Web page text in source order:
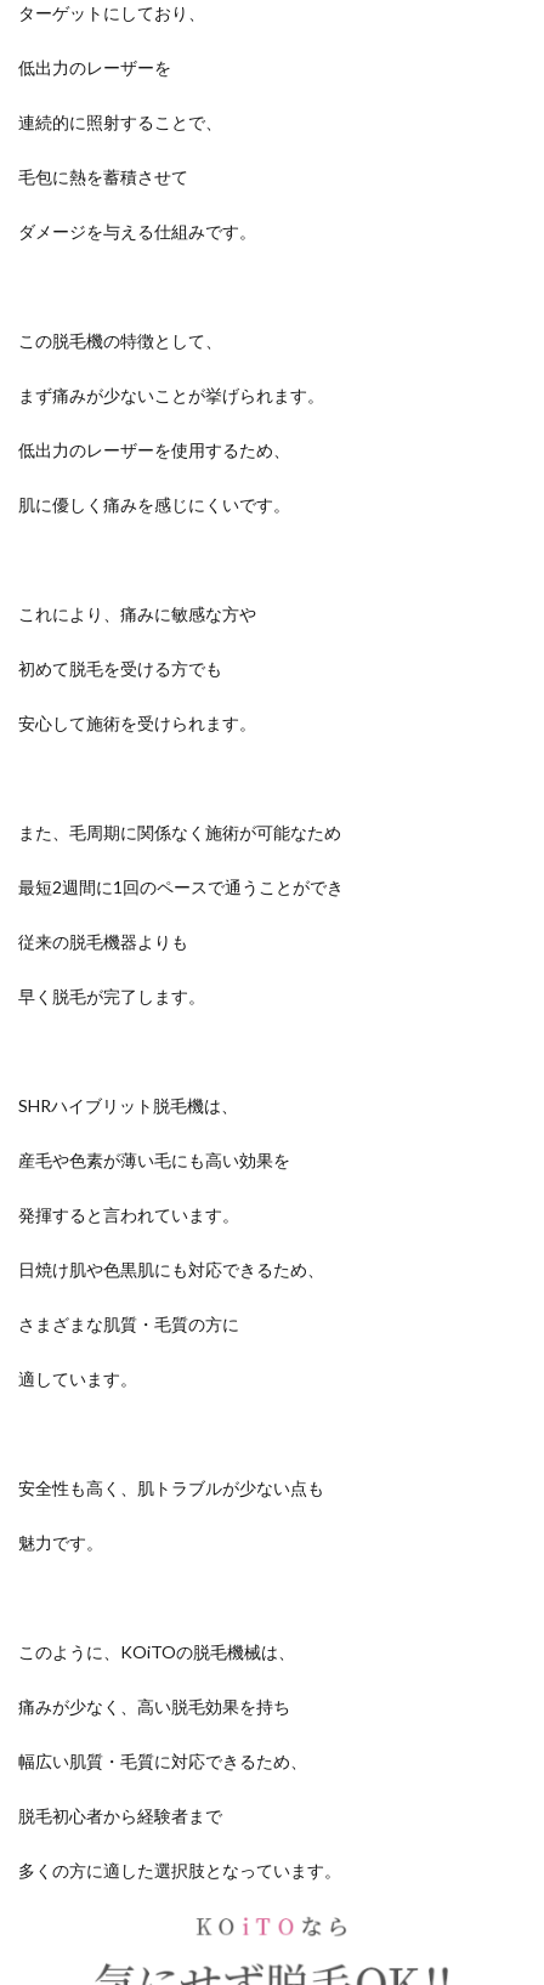
ターゲットにしており、
低出力のレーザーを
連続的に照射することで、
毛包に熱を蓄積させて
ダメージを与える仕組みです。
この脱毛機の特徴として、
まず痛みが少ないことが挙げられます。
低出力のレーザーを使用するため、
肌に優しく痛みを感じにくいです。
これにより、痛みに敏感な方や
初めて脱毛を受ける方でも
安心して施術を受けられます。
また、毛周期に関係なく施術が可能なため
最短2週間に1回のペースで通うことができ
従来の脱毛機器よりも
早く脱毛が完了します。
SHRハイブリット脱毛機は、
産毛や色素が薄い毛にも高い効果を
発揮すると言われています。
日焼け肌や色黒肌にも対応できるため、
さまざまな肌質・毛質の方に
適しています。
安全性も高く、肌トラブルが少ない点も
魅力です。
このように、KOiTOの脱毛機械は、
痛みが少なく、高い脱毛効果を持ち
幅広い肌質・毛質に対応できるため、
脱毛初心者から経験者まで
多くの方に適した選択肢となっています。